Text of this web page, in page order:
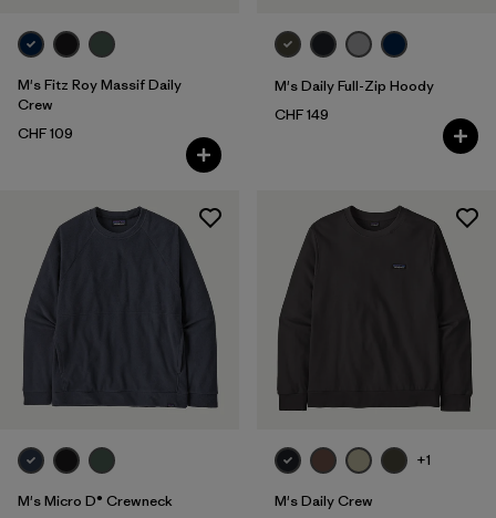
M's Fitz Roy Massif Daily
Crew
CHF 109
M's Daily Full-Zip Hoody
CHF 149
M's Micro D® Crewneck
+1
M's Daily Crew